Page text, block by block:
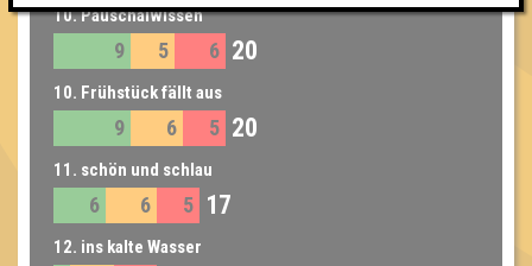
10. Pauschalwissen
9 5 6 20
10. Frühstück fällt aus
9 6 5 20
11. schön und schlau
6 6 5 17
12. ins kalte Wasser